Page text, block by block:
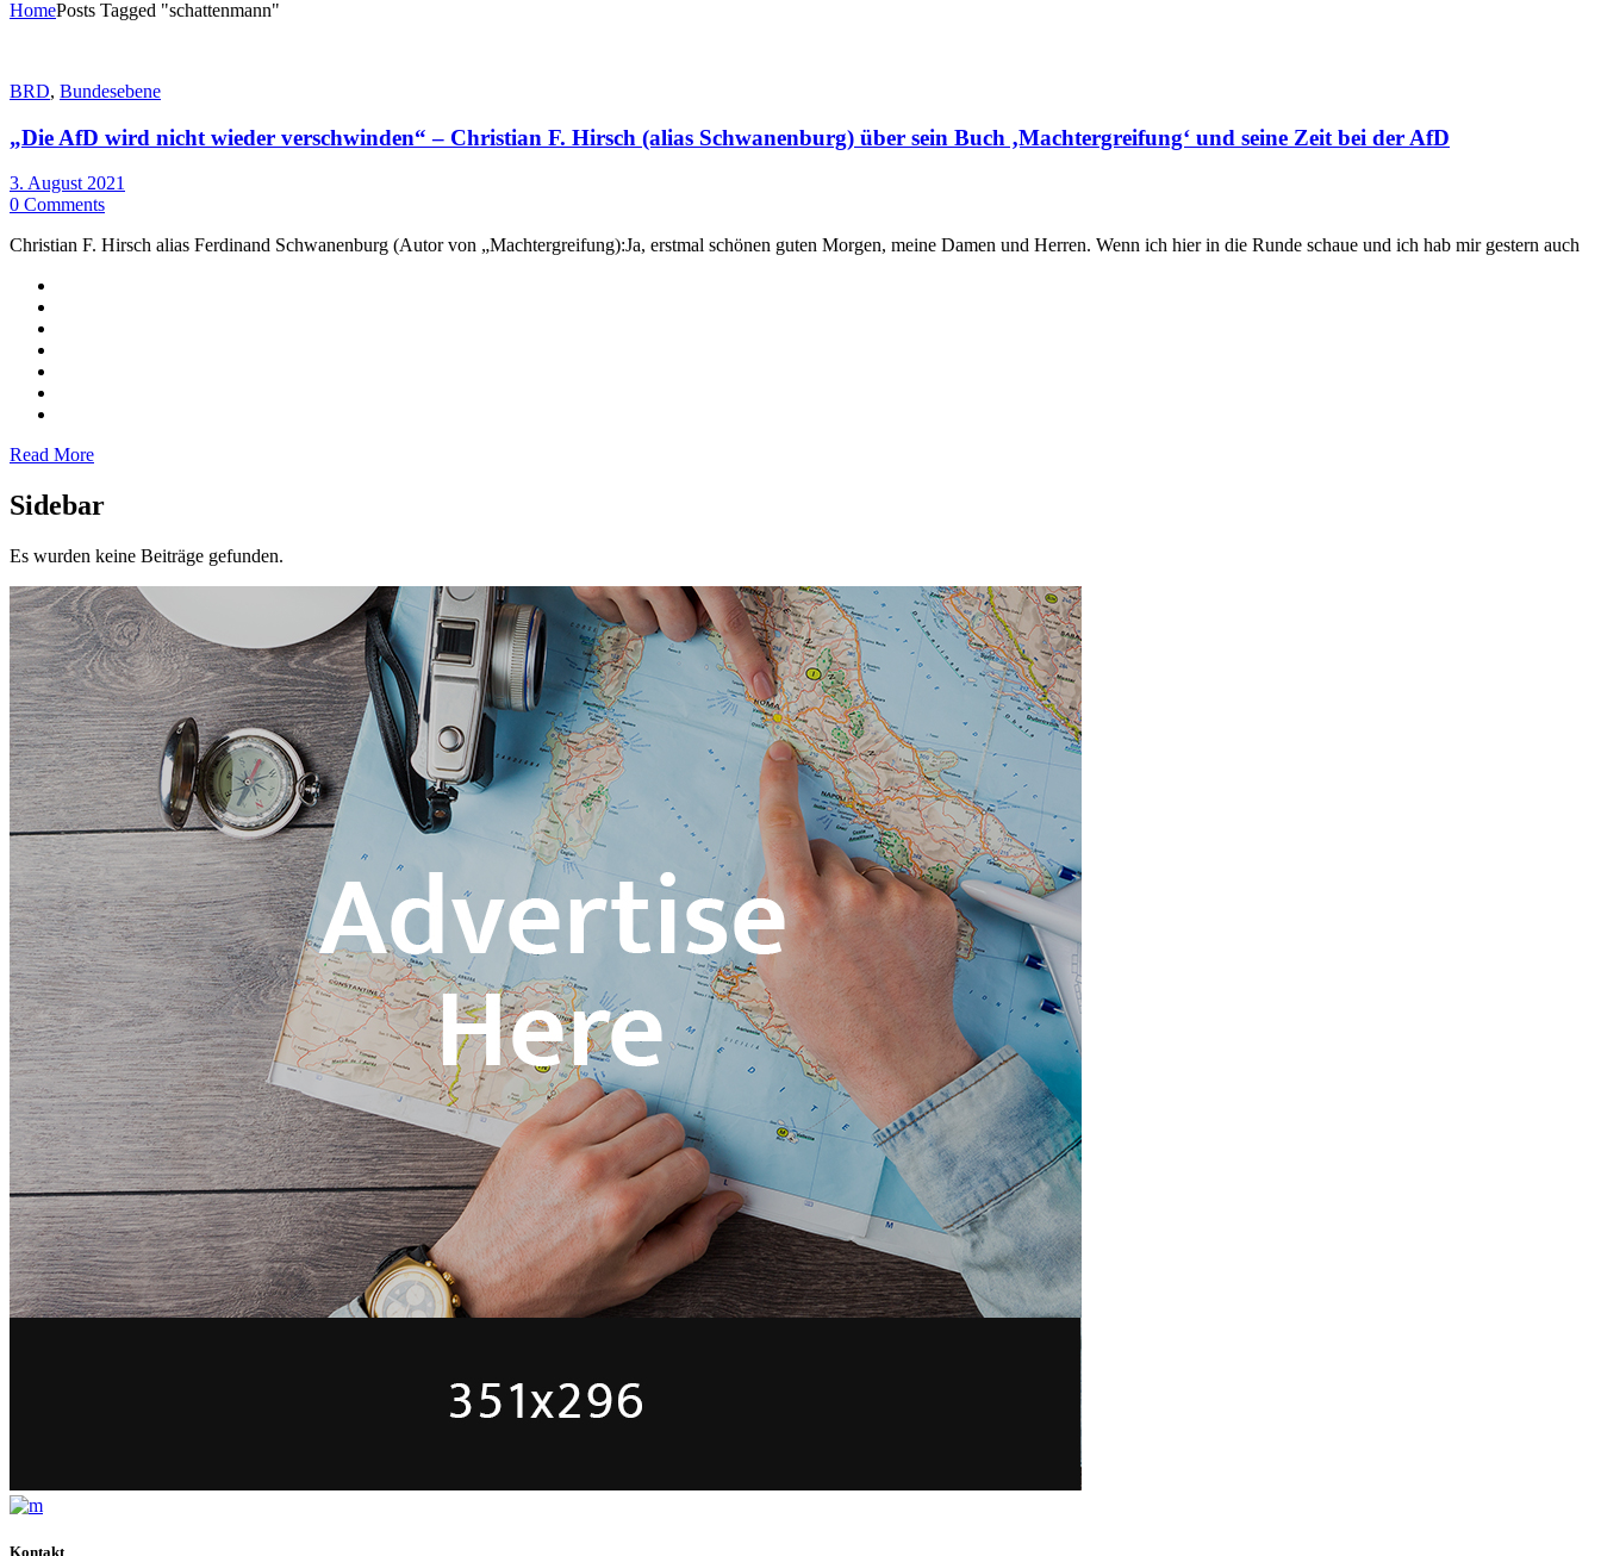
HomePosts Tagged "schattenmann"
BRD, Bundesebene
„Die AfD wird nicht wieder verschwinden“ – Christian F. Hirsch (alias Schwanenburg) über sein Buch ‚Machtergreifung‘ und seine Zeit bei der AfD
3. August 2021
0 Comments
Christian F. Hirsch alias Ferdinand Schwanenburg (Autor von „Machtergreifung):Ja, erstmal schönen guten Morgen, meine Damen und Herren. Wenn ich hier in die Runde schaue und ich hab mir gestern auch
Read More
Sidebar
Es wurden keine Beiträge gefunden.
Kontakt